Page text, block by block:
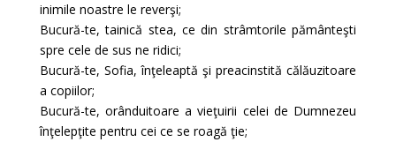
inimile noastre le reverşi;
Bucură-te, tainică stea, ce din strâmtorile pământeşti
spre cele de sus ne ridici;
Bucură-te, Sofia, înţeleaptă şi preacinstită călăuzitoare
a copiilor;
Bucură-te, orânduitoare a vieţuirii celei de Dumnezeu
înţelepţite pentru cei ce se roagă ţie;